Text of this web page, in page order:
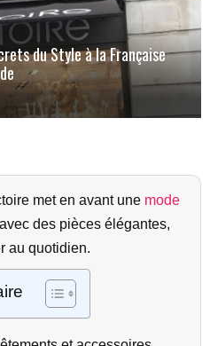
du Style à la Française
met en avant une mode
des pièces élégantes,
au quotidien.